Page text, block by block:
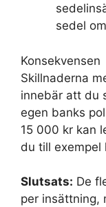
sedel
Konsekvensen
Skillnaderna
innebär att du
egen banks
15 000 kr kan
du till exempel
Slutsats: De
per insättning,